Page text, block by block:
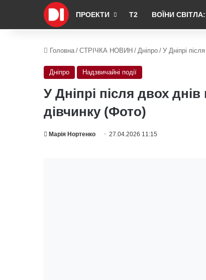
ПРОЕКТИ Т2 ВОЇНИ
Головна / СТРІЧКА НОВИН / Дніпро / У Дніпрі
Дніпро Надзвичайні події
У Дніпрі після двох
дівчинку (Фото)
Марія Нортенко 27.04.2026 11:15